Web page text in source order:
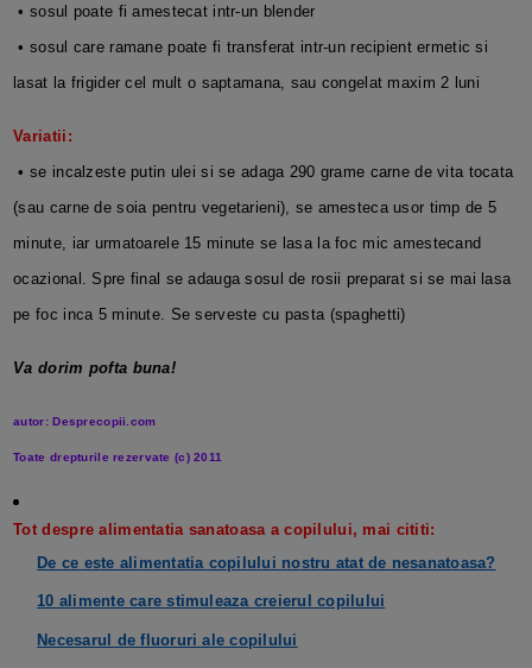
• sosul poate fi amestecat intr-un blender
• sosul care ramane poate fi transferat intr-un recipient ermetic si
lasat la frigider cel mult o saptamana, sau congelat maxim 2 luni
Variatii:
• se incalzeste putin ulei si se adaga 290 grame carne de vita tocata
(sau carne de soia pentru vegetarieni), se amesteca usor timp de 5
minute, iar urmatoarele 15 minute se lasa la foc mic amestecand
ocazional. Spre final se adauga sosul de rosii preparat si se mai lasa
pe foc inca 5 minute. Se serveste cu pasta (spaghetti)
Va dorim pofta buna!
autor: Desprecopii.com
Toate drepturile rezervate (c) 2011
Tot despre alimentatia sanatoasa a copilului, mai cititi:
De ce este alimentatia copilului nostru atat de nesanatoasa?
10 alimente care stimuleaza creierul copilului
Necesarul de fluoruri ale copilului